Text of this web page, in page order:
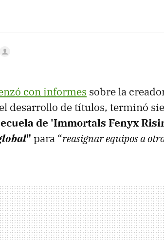
con informes sobre la
desarrollo de títulos, terminó
de 'Immortals Fenyx
" para “reasignar equipos a